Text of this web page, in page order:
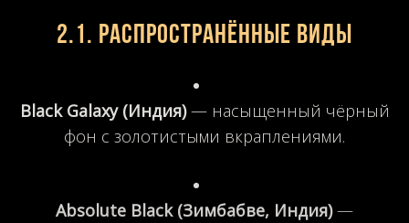
2.1. Распространённые виды
Black Galaxy (Индия)— насыщенный чёрный
фон с золотистыми вкраплениями.
Absolute Black (Зимбабве, Индия)—